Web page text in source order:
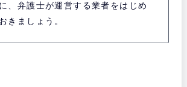
、弁護士が運営する業者をはじめ
きましょう。